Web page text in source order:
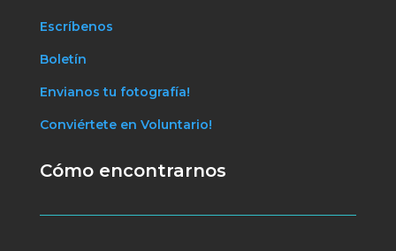
Escríbenos
Boletín
Envianos tu fotografía!
Conviértete en Voluntario!
Cómo encontrarnos